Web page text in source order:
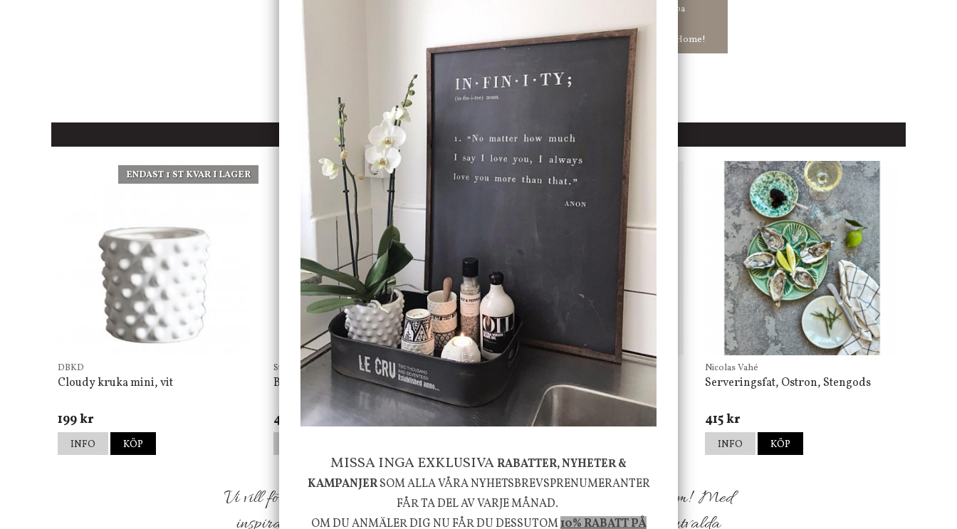
Nöjda kunder och strävar efter att ha snabba
-ligt Tack för att just Du tittar in hos Jb Home!
LÄGG I ÖNSKELISTA
DU KANSKE OCKSÅ ÄR INTRESSERAD AV
ENDAST 1 ST KVAR I LAGER
DBKD
Cloudy kruka mini, vit
199 kr
INFO KÖP
Star Trading
Bordslampa Mushroom vit, Utomhus
499 kr
Skål, Hands marmor
795 kr
-20%
Nicolas Vahé
Serveringsfat, Ostron, Stengods
415 kr
INFO KÖP
Vi vill förmedla känsla, upplevelse och välbefinnande för dig och ditt hem! Med
MISSA INGA EXKLUSIVARABATTER, NYHETER &
KAMPANJERSOM ALLA VÅRA NYHETSBREVSPRENUMERANTER
FÅR TA DEL AV VARJE MÅNAD.
OM DU ANMÄLER DIG NU FÅR DU DESSUTOM10% RABATT PÅ